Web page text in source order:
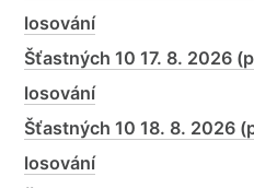
losování
Šťastných 10 17. 8. 2026
losování
Šťastných 10 18. 8. 2026
losování